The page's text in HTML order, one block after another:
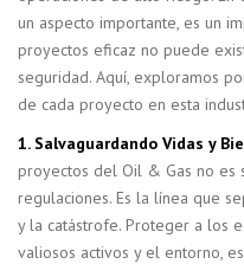
un aspecto importante, es un
proyectos eficaz no puede
seguridad. Aquí, exploramos
de cada proyecto en esta
1. Salvaguardando Vidas y
proyectos del Oil & Gas no es
regulaciones. Es la línea que
y la catástrofe. Proteger a los
valiosos activos y el entorno,